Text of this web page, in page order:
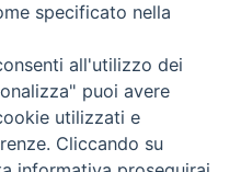
specificato nella
all'utilizzo dei
puoi avere
utilizzati e
Cliccando su